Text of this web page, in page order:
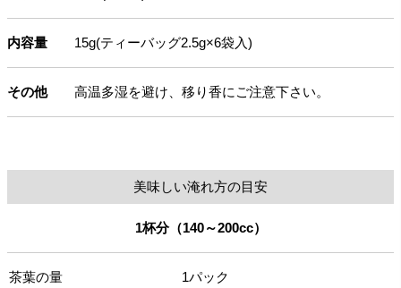
内容量 15g(ティーバッグ2.5g×6袋入)
その他 高温多湿を避け、移り香にご注意下さい。
美味しい淹れ方の目安
1杯分（140～200cc）
茶葉の量 1パック